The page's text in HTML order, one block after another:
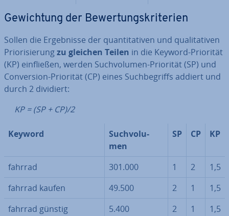
Ge­wich­tung der Be­wer­tungs­kri­te­ri­en
Sollen die Er­geb­nis­se der quan­ti­ta­ti­ven und qua­li­ta­ti­ven
Prio­ri­sie­rungzu gleichen Teilen in die Keyword-Priorität
(KP) ein­flie­ßen, werden Such­vo­lu­men-Priorität (SP) und
Con­ver­si­on-Priorität (CP) eines Such­be­griffs addiert und
durch 2 dividiert:
KP = (SP + CP)/2
Keyword
Such­vo­lu­
men
SP CP KP
fahrrad 301.000 1 2
1,5
fahrrad kaufen
49.500 2 1
1,5
fahrrad günstig
5.400 2 1
1,5